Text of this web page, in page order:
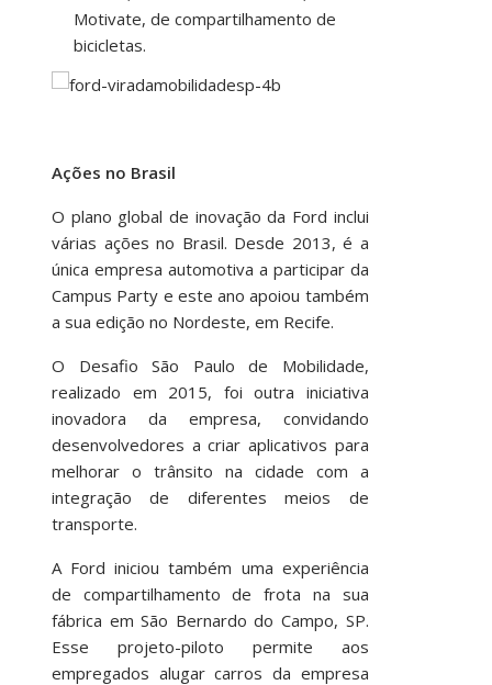
Motivate, de compartilhamento de
bicicletas.
Ações no Brasil
O plano global de inovação da Ford inclui
várias ações no Brasil. Desde 2013, é a
única empresa automotiva a participar da
Campus Party e este ano apoiou também
a sua edição no Nordeste, em Recife.
O Desafio São Paulo de Mobilidade,
realizado em 2015, foi outra iniciativa
inovadora da empresa, convidando
desenvolvedores a criar aplicativos para
melhorar o trânsito na cidade com a
integração de diferentes meios de
transporte.
A Ford iniciou também uma experiência
de compartilhamento de frota na sua
fábrica em São Bernardo do Campo, SP.
Esse projeto-piloto permite aos
empregados alugar carros da empresa